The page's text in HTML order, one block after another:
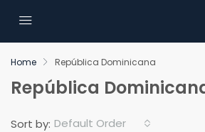
Home República Dominicana
República
Sort by: Default Order